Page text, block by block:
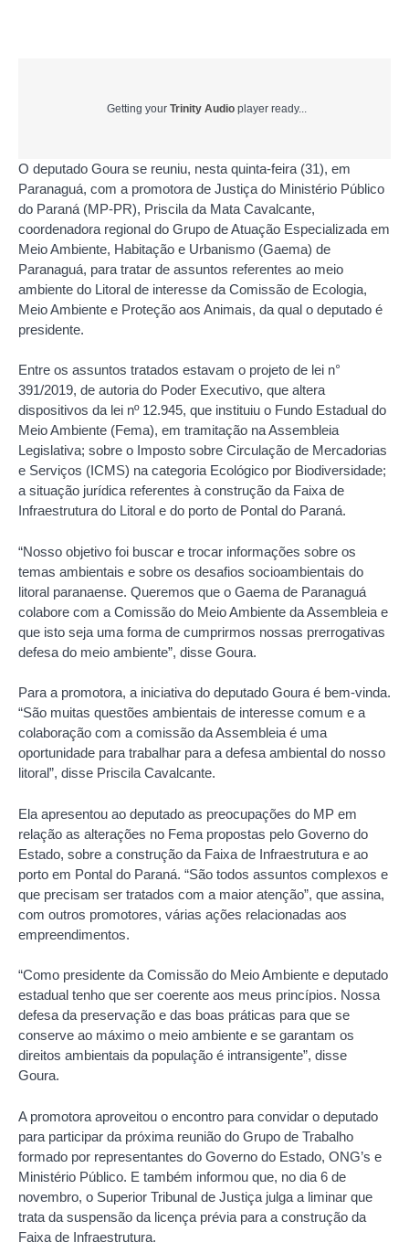
Getting your Trinity Audio player ready...
O deputado Goura se reuniu, nesta quinta-feira (31), em
Paranaguá, com a promotora de Justiça do Ministério Público
do Paraná (MP-PR), Priscila da Mata Cavalcante,
coordenadora regional do Grupo de Atuação Especializada em
Meio Ambiente, Habitação e Urbanismo (Gaema) de
Paranaguá, para tratar de assuntos referentes ao meio
ambiente do Litoral de interesse da Comissão de Ecologia,
Meio Ambiente e Proteção aos Animais, da qual o deputado é
presidente.
Entre os assuntos tratados estavam o projeto de lei n°
391/2019, de autoria do Poder Executivo, que altera
dispositivos da lei nº 12.945, que instituiu o Fundo Estadual do
Meio Ambiente (Fema), em tramitação na Assembleia
Legislativa; sobre o Imposto sobre Circulação de Mercadorias
e Serviços (ICMS) na categoria Ecológico por Biodiversidade;
a situação jurídica referentes à construção da Faixa de
Infraestrutura do Litoral e do porto de Pontal do Paraná.
“Nosso objetivo foi buscar e trocar informações sobre os
temas ambientais e sobre os desafios socioambientais do
litoral paranaense. Queremos que o Gaema de Paranaguá
colabore com a Comissão do Meio Ambiente da Assembleia e
que isto seja uma forma de cumprirmos nossas prerrogativas
defesa do meio ambiente”, disse Goura.
Para a promotora, a iniciativa do deputado Goura é bem-vinda.
“São muitas questões ambientais de interesse comum e a
colaboração com a comissão da Assembleia é uma
oportunidade para trabalhar para a defesa ambiental do nosso
litoral”, disse Priscila Cavalcante.
Ela apresentou ao deputado as preocupações do MP em
relação as alterações no Fema propostas pelo Governo do
Estado, sobre a construção da Faixa de Infraestrutura e ao
porto em Pontal do Paraná. “São todos assuntos complexos e
que precisam ser tratados com a maior atenção”, que assina,
com outros promotores, várias ações relacionadas aos
empreendimentos.
“Como presidente da Comissão do Meio Ambiente e deputado
estadual tenho que ser coerente aos meus princípios. Nossa
defesa da preservação e das boas práticas para que se
conserve ao máximo o meio ambiente e se garantam os
direitos ambientais da população é intransigente”, disse
Goura.
A promotora aproveitou o encontro para convidar o deputado
para participar da próxima reunião do Grupo de Trabalho
formado por representantes do Governo do Estado, ONG’s e
Ministério Público. E também informou que, no dia 6 de
novembro, o Superior Tribunal de Justiça julga a liminar que
trata da suspensão da licença prévia para a construção da
Faixa de Infraestrutura.